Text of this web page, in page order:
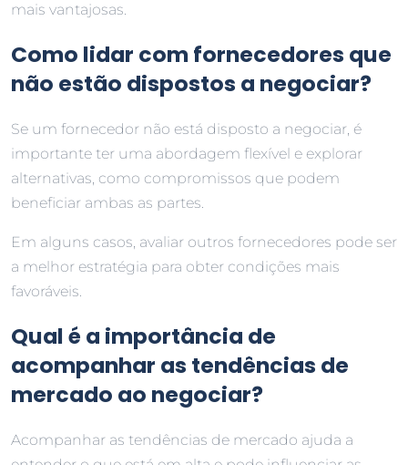
mais vantajosas.
Como lidar com fornecedores que
não estão dispostos a negociar?
Se um fornecedor não está disposto a negociar, é
importante ter uma abordagem flexível e explorar
alternativas, como compromissos que podem
beneficiar ambas as partes.
Em alguns casos, avaliar outros fornecedores pode ser
a melhor estratégia para obter condições mais
favoráveis.
Qual é a importância de
acompanhar as tendências de
mercado ao negociar?
Acompanhar as tendências de mercado ajuda a